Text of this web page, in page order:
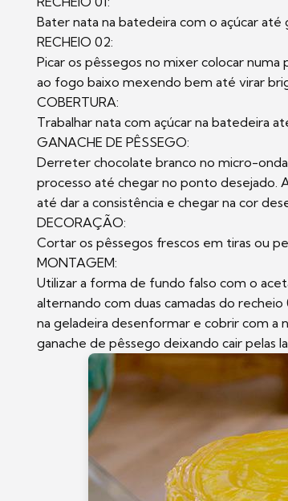
Bater nata na batedeira com o açúcar até
RECHEIO 02:
Picar os pêssegos no mixer colocar
ao fogo baixo mexendo bem até virar
COBERTURA:
Trabalhar nata com açúcar na batedeira
GANACHE DE PÊSSEGO:
Derreter chocolate branco no micro-
processo até chegar no ponto
até dar a consistência e chegar na cor
DECORAÇÃO:
Cortar os pêssegos frescos em tiras ou
MONTAGEM:
Utilizar a forma de fundo falso com o
alternando com duas camadas do
na geladeira desenformar e cobrir com a
ganache de pêssego deixando cair pelas